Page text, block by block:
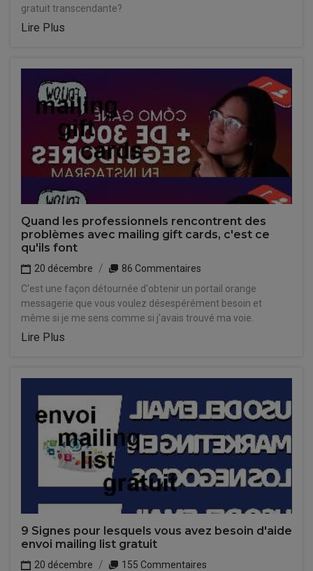
gratuit transcendante?
Lire Plus
Quand les professionnels rencontrent des
problèmes avec mailing gift cards, c'est ce
qu'ils font
20 décembre
86 Commentaires
C'est une façon détournée d'obtenir un portail orange
messagerie que vous voulez désespérément besoin et
même si je me sens comme si j'avais trouvé ma voie.
Lire Plus
9 Signes pour lesquels vous avez besoin d'aide
envoi mailing list gratuit
20 décembre
155 Commentaires